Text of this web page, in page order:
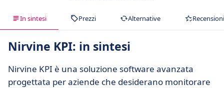
In sintesi Prezzi Alternative Recensioni
Nirvine KPI: in sintesi
Nirvine KPI è una soluzione software avanzata
progettata per aziende che desiderano monitorare